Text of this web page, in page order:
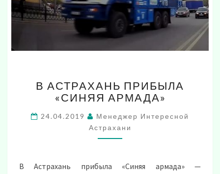
АСТРАХАНЬ
ПРИБЫЛА
АРМАДА»
В АСТРАХАНЬ ПРИБЫЛА
«СИНЯЯ АРМАДА»
24.04.2019
Менеджер Интересной
Астрахани
В Астрахань прибыла «Синяя армада» —